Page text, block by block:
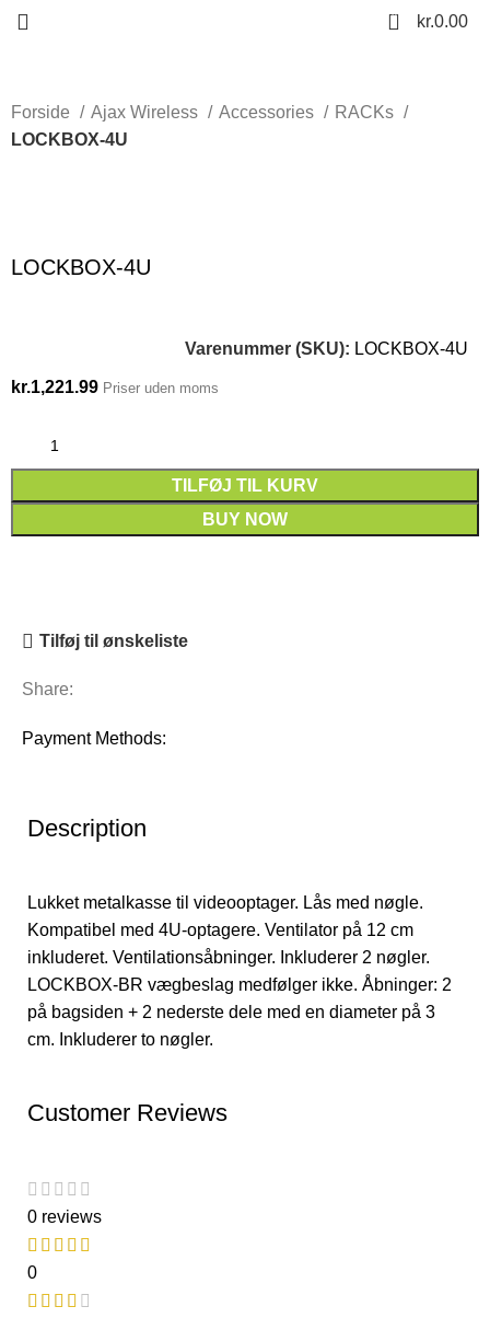
0 kr.0.00
Forside Ajax Wireless Accessories
RACKs
LOCKBOX-4U
LOCKBOX-4U
Varenummer (SKU): LOCKBOX-4U
kr.1,221.99 Priser uden moms
TILFØJ TIL KURV
BUY NOW
Tilføj til ønskeliste
Share:
Payment Methods:
Description
Lukket metalkasse til videooptager. Lås med nøgle.
Kompatibel med 4U-optagere. Ventilator på 12 cm
inkluderet. Ventilationsåbninger. Inkluderer 2 nøgler.
LOCKBOX-BR vægbeslag medfølger ikke. Åbninger: 2
på bagsiden + 2 nederste dele med en diameter på 3
cm. Inkluderer to nøgler.
Customer Reviews
0 reviews
0